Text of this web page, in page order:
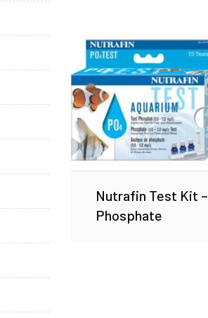
Nutrafin Test Kit –
Phosphate